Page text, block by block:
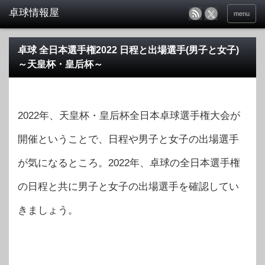
menu
卓球 全日本選手権2022 日程と出場選手(男子と女子)
～天皇杯・皇后杯～
2022年、天皇杯・皇后杯全日本卓球選手権大会が
開催ということで、日程や男子と女子の出場選手
が気になるところ。2022年、卓球の全日本選手権
の日程と共に男子と女子の出場選手を確認してい
きましょう。